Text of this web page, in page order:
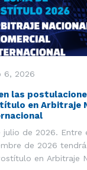
6, 2026
las
en Arbitraje
julio de 2026.
de 2026
en Arbitraje